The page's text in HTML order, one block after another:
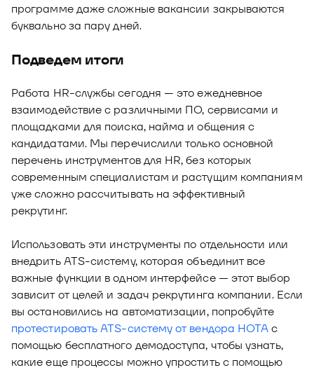
программе даже сложные вакансии закрываются
буквально за пару дней.
Подведем итоги
Работа HR-службы сегодня — это ежедневное
взаимодействие с различными ПО, сервисами и
площадками для поиска, найма и общения с
кандидатами. Мы перечислили только основной
перечень инструментов для HR, без которых
современным специалистам и растущим компаниям
уже сложно рассчитывать на эффективный
рекрутинг.
Использовать эти инструменты по отдельности или
внедрить ATS-систему, которая объединит все
важные функции в одном интерфейсе — этот выбор
зависит от целей и задач рекрутинга компании. Если
вы остановились на автоматизации, попробуйте
протестировать ATS-систему от вендора НОТАс
помощью бесплатного демодоступа, чтобы узнать,
какие еще процессы можно упростить с помощью